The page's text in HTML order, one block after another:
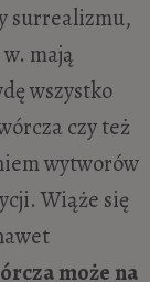
surrealizmu,
mają
wszystko
czy też
wytworów
Wiąże się
może na